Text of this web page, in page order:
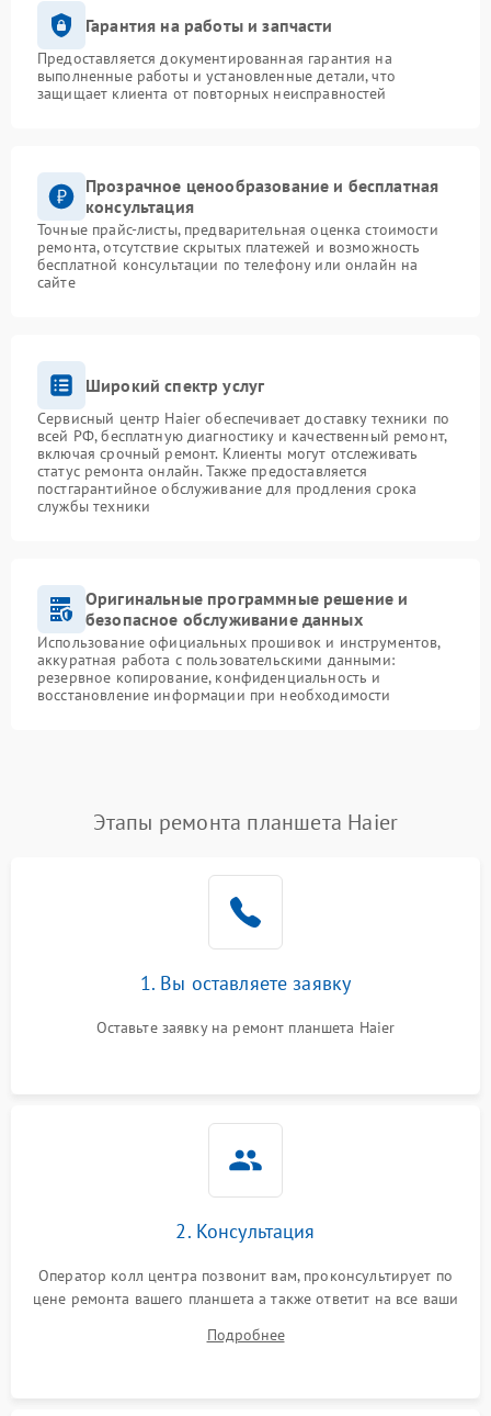
Гарантия на работы и запчасти
Предоставляется документированная гарантия на
выполненные работы и установленные детали, что
защищает клиента от повторных неисправностей
Прозрачное ценообразование и бесплатная
консультация
Точные прайс-листы, предварительная оценка стоимости
ремонта, отсутствие скрытых платежей и возможность
бесплатной консультации по телефону или онлайн на
сайте
Широкий спектр услуг
Сервисный центр Haier обеспечивает доставку техники по
всей РФ, бесплатную диагностику и качественный ремонт,
включая срочный ремонт. Клиенты могут отслеживать
статус ремонта онлайн. Также предоставляется
постгарантийное обслуживание для продления срока
службы техники
Оригинальные программные решение и
безопасное обслуживание данных
Использование официальных прошивок и инструментов,
аккуратная работа с пользовательскими данными:
резервное копирование, конфиденциальность и
восстановление информации при необходимости
Этапы ремонта планшета Haier
1. Вы оставляете заявку
Оставьте заявку на ремонт планшета Haier
2. Консультация
Оператор колл центра позвонит вам, проконсультирует по
цене ремонта вашего планшета а также ответит на все ваши
Подробнее